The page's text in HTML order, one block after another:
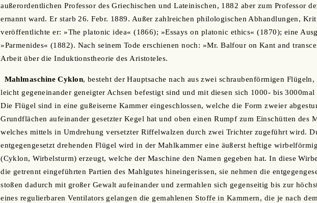
außerordentlichen Professor des Griechischen und Lateinischen, 1882 aber zum Professor
ernannt ward. Er starb 26. Febr. 1889. Außer zahlreichen philologischen Abhandlungen,
veröffentlichte er: »The platonic idea« (1866); »Essays on platonic ethics« (1870); eine
»Parmenides« (1882). Nach seinem Tode erschienen noch: »Mr. Balfour on Kant and
Arbeit über die Induktionstheorie des Aristoteles.
Mahlmaschine Cyklon, besteht der Hauptsache nach aus zwei schraubenförmigen
leicht gegeneinander geneigter Achsen befestigt sind und mit diesen sich 1000- bis
Die Flügel sind in eine gußeiserne Kammer eingeschlossen, welche die Form zweier
Grundflächen aufeinander gesetzter Kegel hat und oben einen Rumpf zum Einschütten des
welches mittels in Umdrehung versetzter Riffelwalzen durch zwei Trichter zugeführt wird.
entgegengesetzt drehenden Flügel wird in der Mahlkammer eine äußerst heftige
(Cyklon, Wirbelsturm) erzeugt, welche der Maschine den Namen gegeben hat. In diese
die getrennt eingeführten Partien des Mahlgutes hineingerissen, sie nehmen die
stoßen dadurch mit großer Gewalt aufeinander und zermahlen sich gegenseitig bis zur
eines regulierbaren Ventilators gelangen die gemahlenen Stoffe in Kammern, die je nach